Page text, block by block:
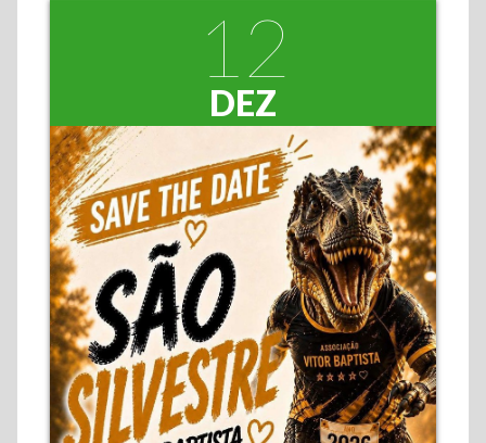
12
DEZ